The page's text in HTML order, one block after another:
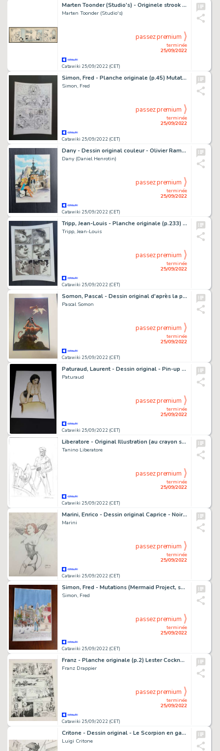
Marten Toonder (Studio's) - Originele strook uit Panda en de professor - (1947)
Marten Toonder (Studio's)
Catawiki 25/09/2022 (CET)
terminée
25/09/2022
passez premium
Simon, Fred - Planche originale (p.45) Mutation T1 - (2017)
Simon, Fred
Catawiki 25/09/2022 (CET)
terminée
25/09/2022
passez premium
Dany - Dessin original couleur - Olivier Rameau & Colombe
Dany (Daniel Henrotin)
Catawiki 25/09/2022 (CET)
terminée
25/09/2022
passez premium
Tripp, Jean-Louis - Planche originale (p.233) - Extases T1 - OÃ¹ L'auteur Découvre Que Le Sexe Des Filles N'a Pas La Forme D'un X... - (2017)
Tripp, Jean-Louis
Catawiki 25/09/2022 (CET)
terminée
25/09/2022
passez premium
Somon, Pascal - Dessin original d'après la première couverture de Métal Hurlant dessinée par Moebius - (2000)
Pascal Somon
Catawiki 25/09/2022 (CET)
terminée
25/09/2022
passez premium
Paturaud, Laurent - Dessin original - Pin-up couleur "Look at my eyes"
Paturaud
Catawiki 25/09/2022 (CET)
terminée
25/09/2022
passez premium
Liberatore - Original Illustration (au crayon sur papier) - Ranxerox - Page volante
Tanino Liberatore
Catawiki 25/09/2022 (CET)
terminée
25/09/2022
passez premium
Marini, Enrico - Dessin original Caprice - Noir Burlesque
Marini
Catawiki 25/09/2022 (CET)
terminée
25/09/2022
passez premium
Simon, Fred - Mutations (Mermaid Project, saison 2) - 4ème de Couverture originale - Mutations T2 - Épisode 2 - (2018/2020)
Simon, Fred
Catawiki 25/09/2022 (CET)
terminée
25/09/2022
passez premium
Franz - Planche originale (p.2) Lester Cockney T8 - Oregon Trail - (2005)
Franz Drappier
Catawiki 25/09/2022 (CET)
terminée
25/09/2022
passez premium
Critone - Dessin original - Le Scorpion en garde - Le scorpion
Luigi Critone